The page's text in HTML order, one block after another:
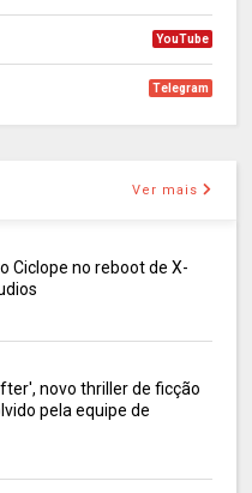
YouTube
Telegram
Ver mais
Ciclope no reboot de X-
novo thriller de ficção
pela equipe de